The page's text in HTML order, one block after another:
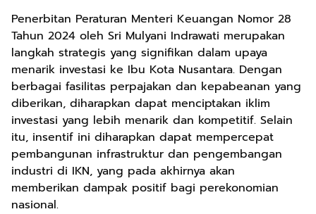
Penerbitan Peraturan Menteri Keuangan Nomor 28
Tahun 2024 oleh Sri Mulyani Indrawati merupakan
langkah strategis yang signifikan dalam upaya
menarik investasi ke Ibu Kota Nusantara. Dengan
berbagai fasilitas perpajakan dan kepabeanan yang
diberikan, diharapkan dapat menciptakan iklim
investasi yang lebih menarik dan kompetitif. Selain
itu, insentif ini diharapkan dapat mempercepat
pembangunan infrastruktur dan pengembangan
industri di IKN, yang pada akhirnya akan
memberikan dampak positif bagi perekonomian
nasional.